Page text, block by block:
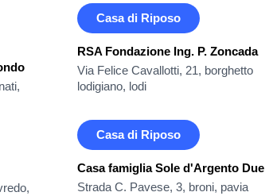
Casa di Riposo
RSA Fondazione Ing. P. Zoncada
Via Felice Cavallotti, 21, borghetto
lodigiano, lodi
Casa di Riposo
Casa famiglia Sole d'Argento Due
Strada C. Pavese, 3, broni, pavia